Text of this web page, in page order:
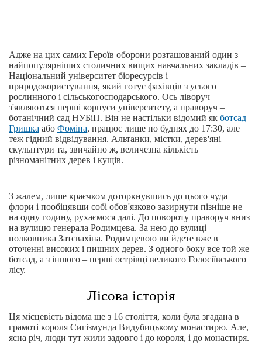
Адже на цих самих Героїв оборони розташований один з
найпопулярніших столичних вищих навчальних закладів –
Національний університет біоресурсів і
природокористування, який готує фахівців з усього
рослинного і сільськогосподарського. Ось ліворуч
з'являються перші корпуси університету, а праворуч –
ботанічний сад НУБіП. Він не настільки відомий як ботсад
Гришка або Фоміна, працює лише по буднях до 17:30, але
теж гідний відвідування. Альтанки, містки, дерев'яні
скульптури та, звичайно ж, величезна кількість
різноманітних дерев і кущів.
З жалем, лише краєчком доторкнувшись до цього чуда
флори і пообіцявши собі обов'язково зазирнути пізніше не
на одну годину, рухаємося далі. До повороту праворуч вниз
на вулицю генерала Родимцева. За нею до вулиці
полковника Затєвахіна. Родимцевою ви йдете вже в
оточенні високих і пишних дерев. З одного боку все той же
ботсад, а з іншого – перші острівці великого Голосіївського
лісу.
Лісова історія
Ця місцевість відома ще з 16 століття, коли була згадана в
грамоті короля Сигізмунда Видубицькому монастирю. Але,
ясна річ, люди тут жили задовго і до короля, і до монастиря.